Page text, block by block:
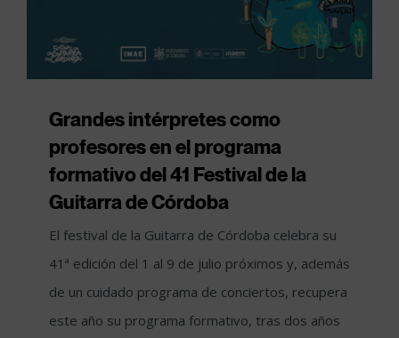
Grandes intérpretes como
profesores en el programa
formativo del 41 Festival de la
Guitarra de Córdoba
El festival de la Guitarra de Córdoba celebra su
41ª edición del 1 al 9 de julio próximos y, además
de un cuidado programa de conciertos, recupera
este año su programa formativo, tras dos años